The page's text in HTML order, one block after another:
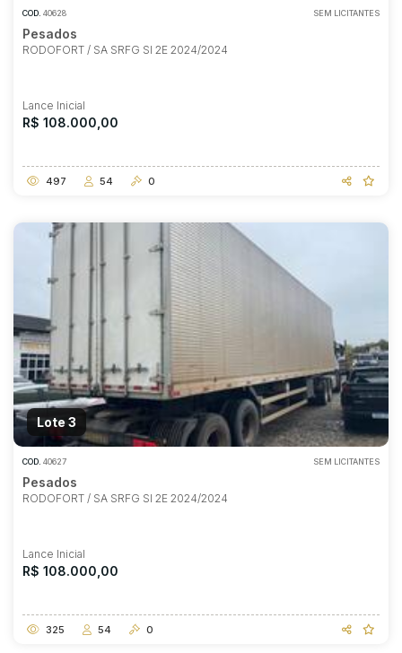
COD. 40628 SEM LICITANTES
Pesados
RODOFORT / SA SRFG SI 2E 2024/2024
Lance Inicial
R$ 108.000,00
497 54 0
Lote 3
COD. 40627 SEM LICITANTES
Pesados
RODOFORT / SA SRFG SI 2E 2024/2024
Lance Inicial
R$ 108.000,00
325 54 0